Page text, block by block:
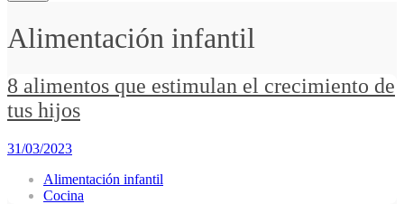
Alimentación infantil
8 alimentos que estimulan el crecimiento de
tus hijos
31/03/2023
Alimentación infantil
Cocina